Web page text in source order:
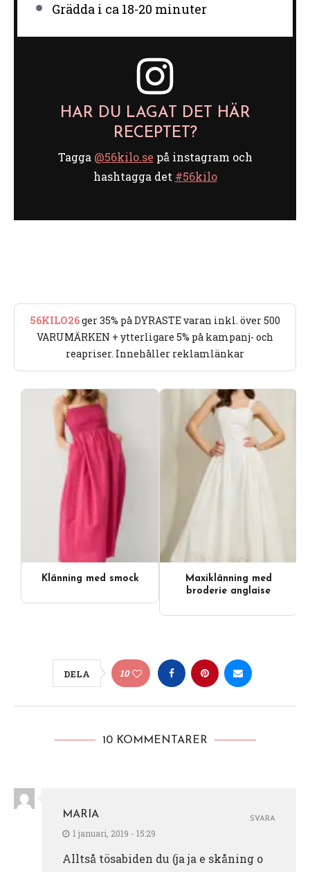
Grädda i ca 18-20 minuter
HAR DU LAGAT DET HÄR
RECEPTET?
Tagga @56kilo.se på instagram och
hashtagga det #56kilo
56KILO26ger 35% på DYRASTE varan inkl. över 500
VARUMÄRKEN + ytterligare 5% på kampanj- och
reapriser. Innehåller reklamlänkar
Klänning med smock
Maxiklänning med
broderie anglaise
DELA 10
10 KOMMENTARER
MARIA
1 januari, 2019 - 15:29
Alltså tösabiden du (ja ja e skåning o
SVARA